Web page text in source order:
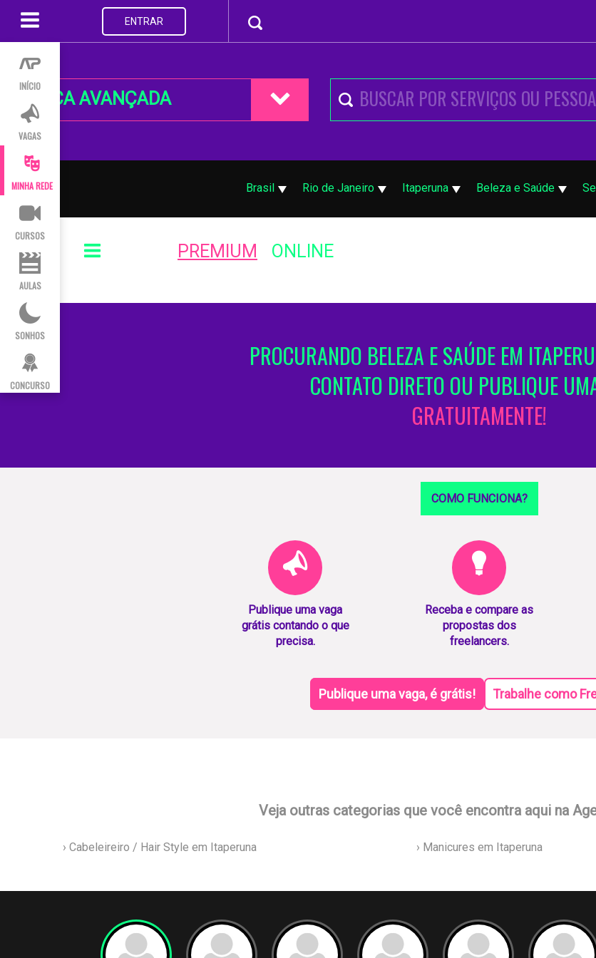
INÍCIO
VAGAS
MINHA REDE
CURSOS
AULAS
SONHOS
CONCURSO
ENTRAR
BUSCA AVANÇADA
Brasil Rio de Janeiro Itaperuna Beleza e Saúde
PREMIUM ONLINE
PROCURANDO BELEZA E SAÚDE EM
CONTATO DIRETO OU PUBLIQUE
GRATUITAMENTE!
COMO FUNCIONA?
Publique uma vaga
grátis contando o que
precisa.
Receba e compare as
propostas dos
freelancers.
Publique uma vaga, é grátis! Trabalhe como
Veja outras categorias que você encontra aqui na
› Cabeleireiro / Hair Style em Itaperuna › Manicures em Itaperuna